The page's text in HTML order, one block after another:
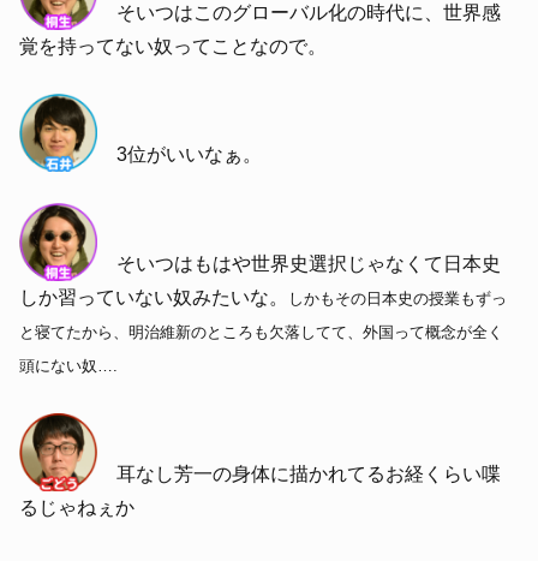
そいつはこのグローバル化の時代に、世界感
覚を持ってない奴ってことなので。
3位がいいなぁ。
そいつはもはや世界史選択じゃなくて日本史
しか習っていない奴みたいな。
しかもその日本史の授業もずっ
と寝てたから、明治維新のところも欠落してて、外国って概念が全く
頭にない奴….
耳なし芳一の身体に描かれてるお経くらい喋
るじゃねぇか